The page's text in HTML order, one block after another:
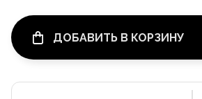
ДОБАВИТЬ В КОРЗИНУ